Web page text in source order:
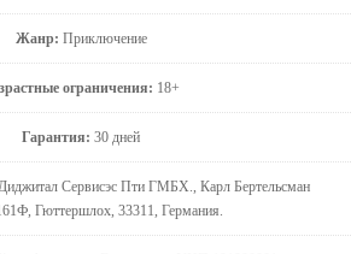
Жанр: Приключение
ограничения: 18+
Гарантия: 30 дней
Сервисэс Пти ГМБХ., Карл Бертельсман
Гюттершлох, 33311, Германия.